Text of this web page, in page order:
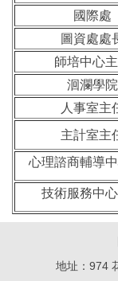
國際處
圖資處處
師培中心
洄瀾學院
人事室主
主計室主
心理諮商輔導
技術服務中
地址：974